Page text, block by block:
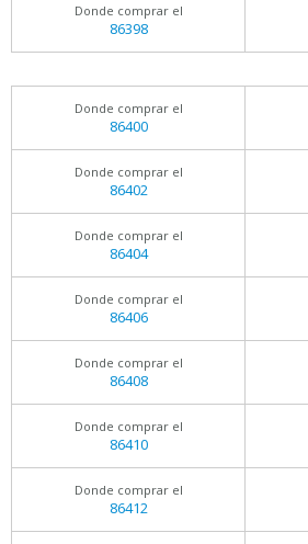
Donde comprar el
86398
Donde comprar el
86400
Donde comprar el
86402
Donde comprar el
86404
Donde comprar el
86406
Donde comprar el
86408
Donde comprar el
86410
Donde comprar el
86412